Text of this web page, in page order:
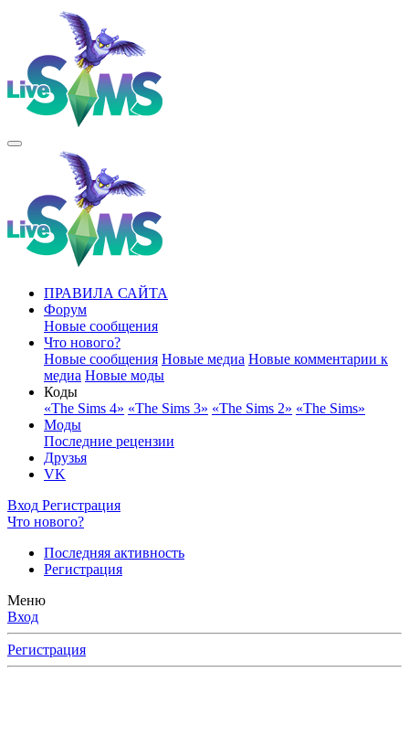
ПРАВИЛА САЙТА
Форум
Новые сообщения
Что нового?
Новые сообщения Новые медиа Новые комментарии к
медиа Новые моды
Коды
«The Sims 4» «The Sims 3» «The Sims 2» «The Sims»
Моды
Последние рецензии
Друзья
VK
Вход Регистрация
Что нового?
Последняя активность
Регистрация
Меню
Вход
Регистрация